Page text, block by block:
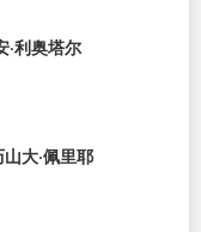
·利奥塔尔
大·佩里耶